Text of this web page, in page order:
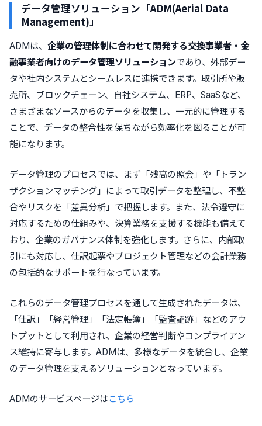
データ管理ソリューション「ADM(Aerial Data
Management)」
ADMは、 企業の管理体制に合わせて開発する交換事業者・金
融事業者向けのデータ管理ソリューションであり、外部デー
タや社内システムとシームレスに連携できます。取引所や販
売所、ブロックチェーン、自社システム、ERP、SaaSなど、
さまざまなソースからのデータを収集し、一元的に管理する
ことで、データの整合性を保ちながら効率化を図ることが可
能になります。
データ管理のプロセスでは、まず「残高の照会」や「トラン
ザクションマッチング」によって取引データを整理し、不整
合やリスクを「差異分析」で把握します。また、法令遵守に
対応するための仕組みや、決算業務を支援する機能も備えて
おり、企業のガバナンス体制を強化します。さらに、内部取
引にも対応し、仕訳起票やプロジェクト管理などの会計業務
の包括的なサポートを行なっています。
これらのデータ管理プロセスを通して生成されたデータは、
「仕訳」「経営管理」「法定帳簿」「監査証跡」などのアウ
トプットとして利用され、企業の経営判断やコンプライアン
ス維持に寄与します。ADMは、多様なデータを統合し、企業
のデータ管理を支えるソリューションとなっています。
ADMのサービスページはこちら